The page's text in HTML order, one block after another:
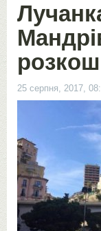
25 серпня, 2017,